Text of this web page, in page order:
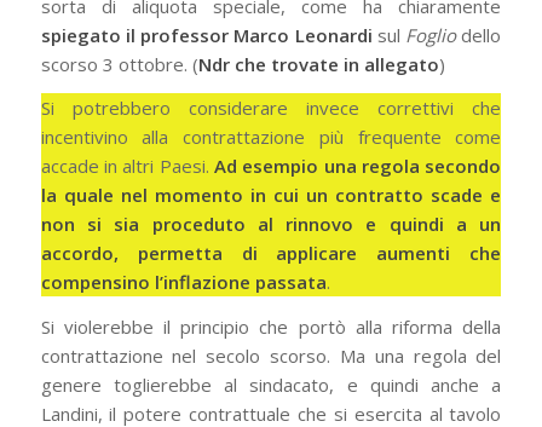
sorta di aliquota speciale, come ha chiaramente
spiegato il professor Marco Leonardi sul Fogliodello
scorso 3 ottobre. (Ndr che trovate in allegato)
Si potrebbero considerare invece correttivi che
incentivino alla contrattazione più frequente come
accade in altri Paesi. Ad esempio una regola secondo
la quale nel momento in cui un contratto scade e
non si sia proceduto al rinnovo e quindi a un
accordo, permetta di applicare aumenti che
compensino l’inflazione passata.
Si violerebbe il principio che portò alla riforma della
contrattazione nel secolo scorso. Ma una regola del
genere toglierebbe al sindacato, e quindi anche a
Landini, il potere contrattuale che si esercita al tavolo